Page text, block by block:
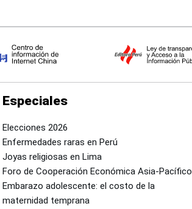
Especiales
Elecciones 2026
Enfermedades raras en Perú
Joyas religiosas en Lima
Foro de Cooperación Económica Asia-Pacífico
Embarazo adolescente: el costo de la
maternidad temprana